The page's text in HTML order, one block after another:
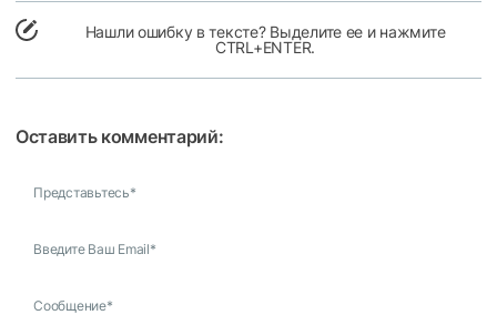
Нашли ошибку в тексте? Выделите ее и нажмите
CTRL+ENTER.
Оставить комментарий:
Представьтесь*
Введите Ваш Email*
Сообщение*